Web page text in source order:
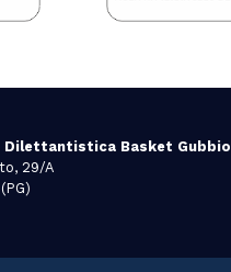
Dilettantistica Basket Gubbio
29/A